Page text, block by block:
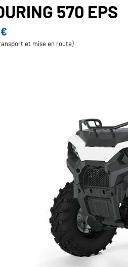
570 EPS
et mise en route)